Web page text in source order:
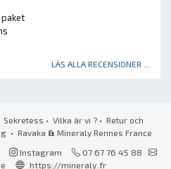
paket
LÄS ALLA RECENSIONER ...
Sekretess • Vilka är vi ?• Retur och
• Ravaka & Mineraly Rennes France
Instagram
07 67 76 45 88
https://mineraly.fr